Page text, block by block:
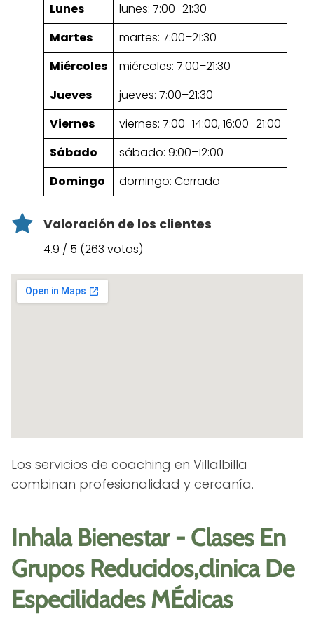
Lunes
lunes: 7:00–21:30
Martes
martes: 7:00–21:30
Miércoles
miércoles: 7:00–21:30
Jueves
jueves: 7:00–21:30
Viernes
viernes: 7:00–14:00, 16:00–21:00
Sábado
sábado: 9:00–12:00
Domingo
domingo: Cerrado
Valoración de los clientes
4.9 / 5 (263 votos)
Los servicios de coaching en Villalbilla
combinan profesionalidad y cercanía.
Inhala Bienestar - Clases En
Grupos Reducidos,clinica De
Especilidades MÉdicas